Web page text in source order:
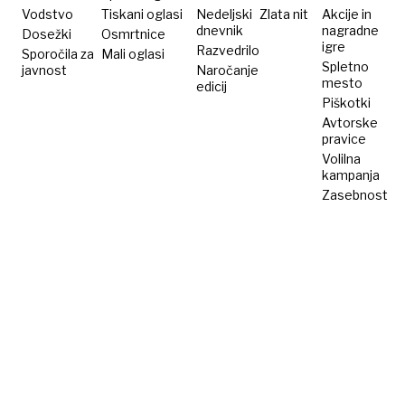
še kviz
Vodstvo
Dosežki
Sporočila za
javnost
Tiskani oglasi
Osmrtnice
Mali oglasi
Nedeljski
dnevnik
Razvedrilo
Naročanje
edicij
Zlata nit
Akcije in
nagradne
igre
Spletno
mesto
Piškotki
Avtorske
pravice
Volilna
kampanja
Zasebnost